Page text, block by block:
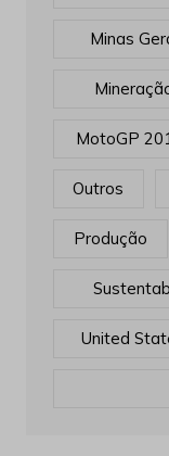
Minas
MotoGP
Outros
Produção
United